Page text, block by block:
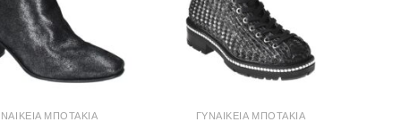
ΜΠΟΤΆΚΙΑ ΓΥΝΑΙΚΕΊΑ ΜΠΟΤΆΚΙΑ